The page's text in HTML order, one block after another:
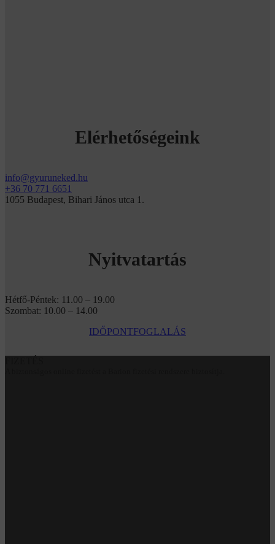
Elérhetőségeink
info@gyuruneked.hu
+36 70 771 6651
1055 Budapest, Bihari János utca 1.
Nyitvatartás
Hétfő-Péntek: 11.00 – 19.00
Szombat: 10.00 – 14.00
IDŐPONTFOGLALÁS